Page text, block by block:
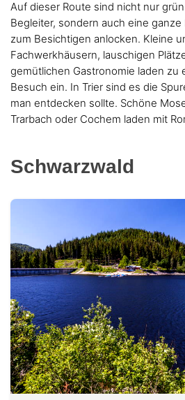
Auf dieser Route sind nicht nur
Begleiter, sondern auch eine ganze
zum Besichtigen anlocken. Kleine
Fachwerkhäusern, lauschigen
gemütlichen Gastronomie laden zu
Besuch ein. In Trier sind es die
man entdecken sollte. Schöne
Trarbach oder Cochem laden mit
Schwarzwald